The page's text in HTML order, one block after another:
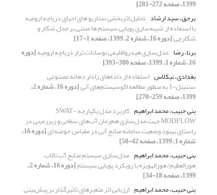
1399، صفحه 272-281]
برحق، سید ارشاد تحلیل اثربخشی سناریو های احیای دریاچه ارومیه
با استفاده از شبیه‌سازی پویایی سیستم ها مبتنی بر مدل شکار و
شکارچی[دوره 16، شماره 2، 1399، صفحه 1-17]
برنا، رضا مدل‌سازی هیدرواقلیمی نوسانات تراز دریاچه ارومیه[دوره
16، شماره 1، 1399، صفحه 380-393]
بغدادی، نیکلاس استفاده از داده‌های رادار دهانه مصنوعی
سنتینل-1 به منظور مطالعه اکوسیستم‌های آبی [دوره 16، شماره 2،
1399، صفحه 259-270]
بنی حبیب، محمد ابراهیم
کاربرد مدل یکپارچه SWAT-
MODFLOW جهت مدل‌سازی هم‌زمان آب‌های سطحی و زیرزمینی در
راستای بهبود وضعیت سامانه منابع آبی در مقیاس حوضه ای [دوره 16،
شماره 1، 1399، صفحه 42-58]
بنی حبیب، محمد ابراهیم مدل‌سازی سیستم منابع آب تالاب
هورالعظیم/هورالهویزه با رویکرد پویایی سیستم [دوره 16، شماره 2،
1399، صفحه 18-34]
بنی حبیب، محمد ابراهیم ارزیابی اثر متغیرهای تاثیرگذار بر پیش‌بینی